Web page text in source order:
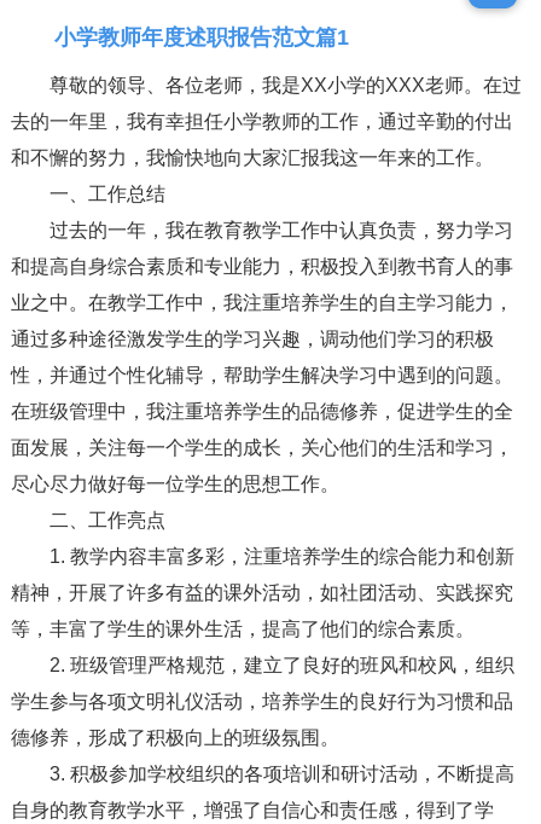
小学教师年度述职报告范文篇1
尊敬的领导、各位老师，我是XX小学的XXX老师。在过
去的一年里，我有幸担任小学教师的工作，通过辛勤的付出
和不懈的努力，我愉快地向大家汇报我这一年来的工作。
一、工作总结
过去的一年，我在教育教学工作中认真负责，努力学习
和提高自身综合素质和专业能力，积极投入到教书育人的事
业之中。在教学工作中，我注重培养学生的自主学习能力，
通过多种途径激发学生的学习兴趣，调动他们学习的积极
性，并通过个性化辅导，帮助学生解决学习中遇到的问题。
在班级管理中，我注重培养学生的品德修养，促进学生的全
面发展，关注每一个学生的成长，关心他们的生活和学习，
尽心尽力做好每一位学生的思想工作。
二、工作亮点
1. 教学内容丰富多彩，注重培养学生的综合能力和创新
精神，开展了许多有益的课外活动，如社团活动、实践探究
等，丰富了学生的课外生活，提高了他们的综合素质。
2. 班级管理严格规范，建立了良好的班风和校风，组织
学生参与各项文明礼仪活动，培养学生的良好行为习惯和品
德修养，形成了积极向上的班级氛围。
3. 积极参加学校组织的各项培训和研讨活动，不断提高
自身的教育教学水平，增强了自信心和责任感，得到了学